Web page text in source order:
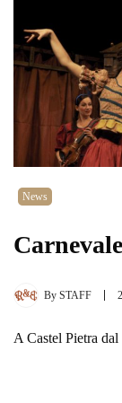
News
By STAFF
A Castel Pietra